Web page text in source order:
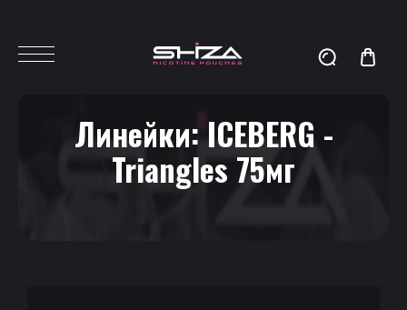
Линейки: ICEBERG -
Triangles 75мг